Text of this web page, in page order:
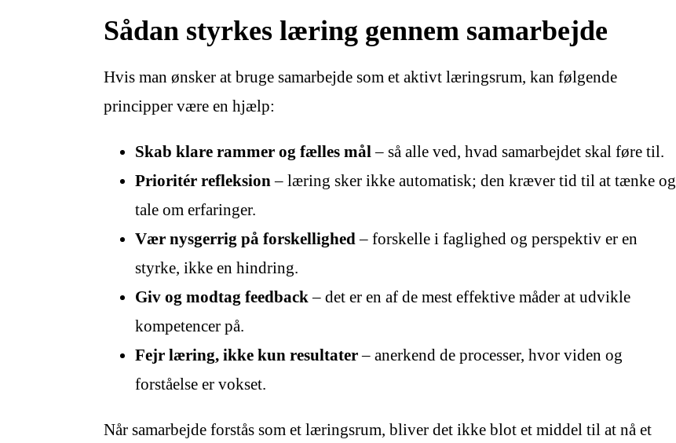
Sådan styrkes læring gennem samarbejde
Hvis man ønsker at bruge samarbejde som et aktivt læringsrum, kan følgende
principper være en hjælp:
Skab klare rammer og fælles mål– så alle ved, hvad samarbejdet skal føre til.
Prioritér refleksion– læring sker ikke automatisk; den kræver tid til at tænke og
tale om erfaringer.
Vær nysgerrig på forskellighed– forskelle i faglighed og perspektiv er en
styrke, ikke en hindring.
Giv og modtag feedback– det er en af de mest effektive måder at udvikle
kompetencer på.
Fejr læring, ikke kun resultater– anerkend de processer, hvor viden og
forståelse er vokset.
Når samarbejde forstås som et læringsrum, bliver det ikke blot et middel til at nå et